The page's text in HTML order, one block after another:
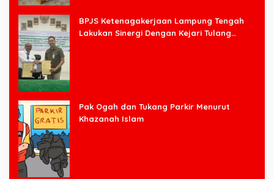
BPJS Ketenagakerjaan Lampung Tengah
Lakukan Sinergi Dengan Kejari Tulang
Pak Ogah dan Tukang Parkir Menurut
Khazanah Islam